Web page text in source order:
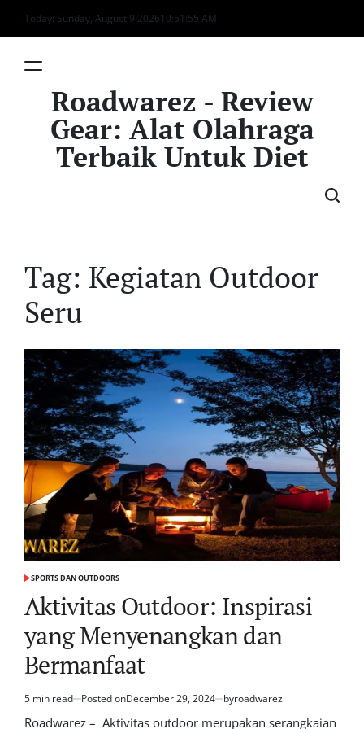
Skip
to
Today: Sunday, August 9 202610:51 :55 AM
Roadwarez - Review
Gear: Alat Olahraga
Terbaik Untuk Diet
Tag: Kegiatan Outdoor
Seru
POSTED
SPORTS DAN OUTDOORS
Aktivitas Outdoor: Inspirasi
yang Menyenangkan dan
Bermanfaat
Estimated
read
5 min read Posted onDecember 29, 2024 byroadwarez
Roadwarez – Aktivitas outdoor merupakan serangkaian